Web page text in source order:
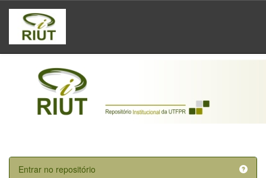
Skip
navigation
Entrar no repositório